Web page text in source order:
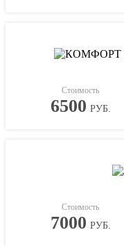
Стоимость
6500 РУБ.
Стоимость
7000 РУБ.